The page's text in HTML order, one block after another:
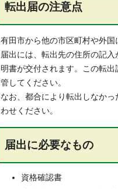
転出届の注意点
有田市から他の市区町村や外国
届出には、転出先の住所の記
明書が交付されます。この転
管してください。
なお、都合により転出しなか
わせください。
届出に必要なもの
資格確認書